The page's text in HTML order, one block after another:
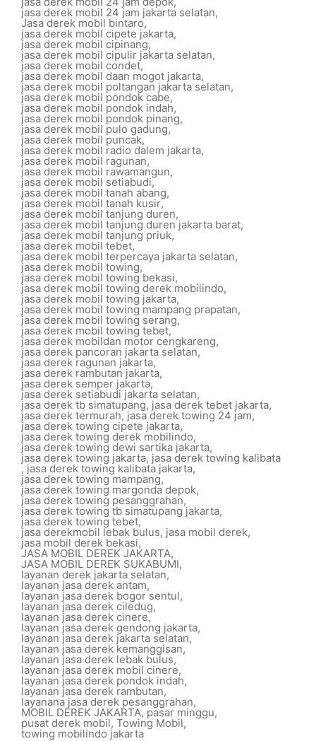
jasa derek mobil 24 jam jakarta selatan,
Jasa derek mobil bintaro,
jasa derek mobil cipete jakarta,
jasa derek mobil cipinang,
jasa derek mobil cipulir jakarta selatan,
jasa derek mobil condet,
jasa derek mobil daan mogot jakarta,
jasa derek mobil poltangan jakarta selatan,
jasa derek mobil pondok cabe,
jasa derek mobil pondok indah,
jasa derek mobil pondok pinang,
jasa derek mobil pulo gadung,
jasa derek mobil puncak,
jasa derek mobil radio dalem jakarta,
jasa derek mobil ragunan,
jasa derek mobil rawamangun,
jasa derek mobil setiabudi,
jasa derek mobil tanah abang,
jasa derek mobil tanah kusir,
jasa derek mobil tanjung duren,
jasa derek mobil tanjung duren jakarta barat,
jasa derek mobil tanjung priuk,
jasa derek mobil tebet,
jasa derek mobil terpercaya jakarta selatan,
jasa derek mobil towing,
jasa derek mobil towing bekasi,
jasa derek mobil towing derek mobilindo,
jasa derek mobil towing jakarta,
jasa derek mobil towing mampang prapatan,
jasa derek mobil towing serang,
jasa derek mobil towing tebet,
jasa derek mobildan motor cengkareng,
jasa derek pancoran jakarta selatan,
jasa derek ragunan jakarta,
jasa derek rambutan jakarta,
jasa derek semper jakarta,
jasa derek setiabudi jakarta selatan,
jasa derek tb simatupang, jasa derek tebet jakarta,
jasa derek termurah, jasa derek towing 24 jam,
jasa derek towing cipete jakarta,
jasa derek towing derek mobilindo,
jasa derek towing dewi sartika jakarta,
jasa derek towing jakarta, jasa derek towing kalibata
, jasa derek towing kalibata jakarta,
jasa derek towing mampang,
jasa derek towing margonda depok,
jasa derek towing pesanggrahan,
jasa derek towing tb simatupang jakarta,
jasa derek towing tebet,
jasa derekmobil lebak bulus, jasa mobil derek,
jasa mobil derek bekasi,
JASA MOBIL DEREK JAKARTA,
JASA MOBIL DEREK SUKABUMI,
layanan derek jakarta selatan,
layanan jasa derek antam,
layanan jasa derek bogor sentul,
layanan jasa derek ciledug,
layanan jasa derek cinere,
layanan jasa derek gendong jakarta,
layanan jasa derek jakarta selatan,
layanan jasa derek kemanggisan,
layanan jasa derek lebak bulus,
layanan jasa derek mobil cinere,
layanan jasa derek pondok indah,
layanan jasa derek rambutan,
layanana jasa derek pesanggrahan,
MOBIL DEREK JAKARTA, pasar minggu,
pusat derek mobil, Towing Mobil,
towing mobilindo jakarta